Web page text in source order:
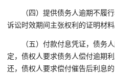
（四）提供债务人逾期不履行
诉讼时效期间主张权利的证明材料
（五）付款付息凭证，债务人
定，债权人要求债务人偿付逾期
还，债权人要求偿付催告后利息